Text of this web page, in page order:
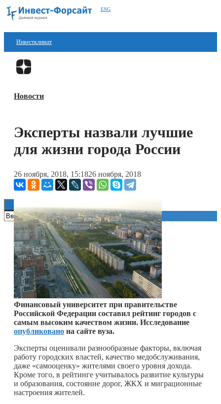
ENG
Инвестклимат
Финансы
Блокчейн
Книги
Новости
Эксперты назвали лучшие
для жизни города России
26 ноября, 2018, 15:1826 ноября, 2018
Финансовый университет при правительстве
Российской Федерации составил рейтинг городов с
самым высоким качеством жизни. Исследование
опубликовано на сайте вуза.
Эксперты оценивали разнообразные факторы, включая
работу городских властей, качество медобслуживания,
даже «самооценку» жителями своего уровня дохода.
Кроме того, в рейтинге учитывалось развитие культуры
и образования, состояние дорог, ЖКХ и миграционные
настроения жителей.